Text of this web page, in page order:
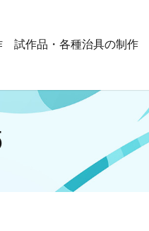
試作品・各種治具の制作